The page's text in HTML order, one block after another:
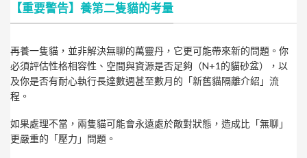
【重要警告】養第二隻貓的考量
再養一隻貓，並非解決無聊的萬靈丹，它更可能帶來新的問題。你
必須評估性格相容性、空間與資源是否足夠（N+1的貓砂盆），以
及你是否有耐心執行長達數週甚至數月的「新舊貓隔離介紹」流
程。
如果處理不當，兩隻貓可能會永遠處於敵對狀態，造成比「無聊」
更嚴重的「壓力」問題。